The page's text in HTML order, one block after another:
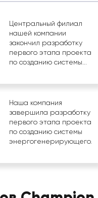
Центральный филиал
нашей компании
закончил разработку
первого этапа проекта
по созданию системы...
Наша компания
завершила разработку
первого этапа проекта
по созданию системы
энергогенерирующего...